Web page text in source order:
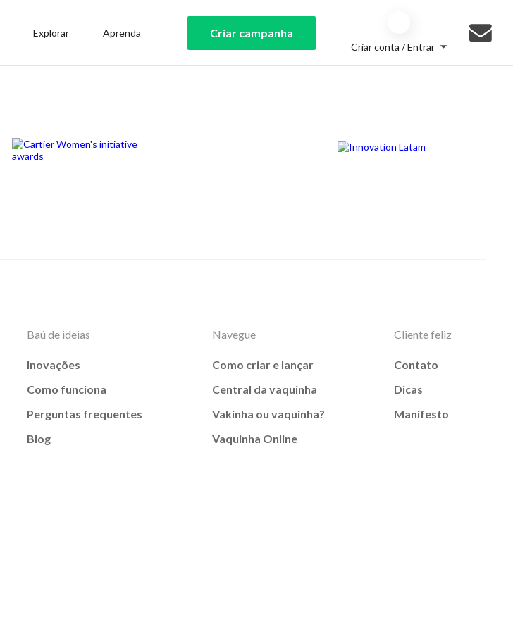
Explorar Aprenda Criar campanha
Criar conta / Entrar
Baú de ideias
Inovações
Como funciona
Perguntas frequentes
Blog
Navegue
Como criar e lançar
Central da vaquinha
Vakinha ou vaquinha?
Vaquinha Online
Cliente feliz
Contato
Dicas
Manifesto